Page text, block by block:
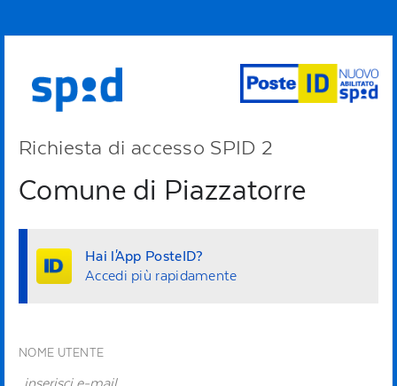
Richiesta di accesso SPID 2
Comune di Piazzatorre
Hai l'App PosteID?
Accedi più rapidamente
NOME UTENTE